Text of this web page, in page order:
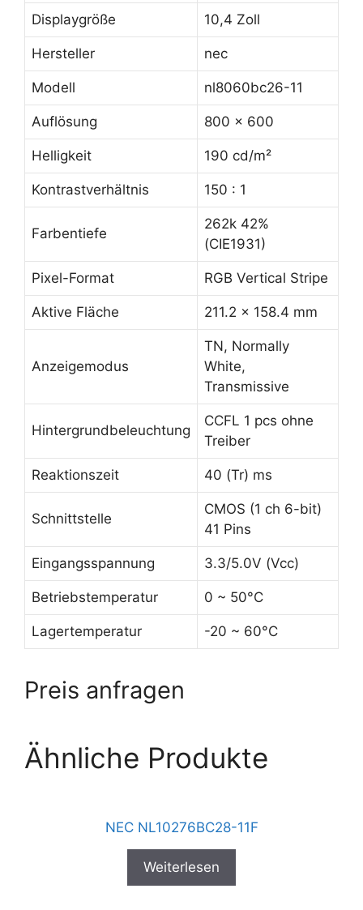
Displaygröße 10,4 Zoll
Hersteller nec
Modell nl8060bc26-11
Auflösung 800 x 600
Helligkeit 190 cd/m²
Kontrastverhältnis 150 : 1
Farbentiefe
262k 42%
(CIE1931)
Pixel-Format RGB Vertical Stripe
Aktive Fläche 211.2 x 158.4 mm
Anzeigemodus
TN, Normally
White,
Transmissive
Hintergrundbeleuchtung
CCFL 1 pcs ohne
Treiber
Reaktionszeit 40 (Tr) ms
Schnittstelle
CMOS (1 ch 6-bit)
41 Pins
Eingangsspannung 3.3/5.0V (Vcc)
Betriebstemperatur 0 ~ 50°C
Lagertemperatur -20 ~ 60°C
Preis anfragen
Ähnliche Produkte
NEC NL10276BC28-11F
Weiterlesen